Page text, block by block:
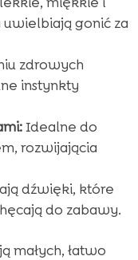
uwielbiają gonić za
zdrowych
instynkty
Idealne do
rozwijającia
dźwięki, które
do zabawy.
małych, łatwo